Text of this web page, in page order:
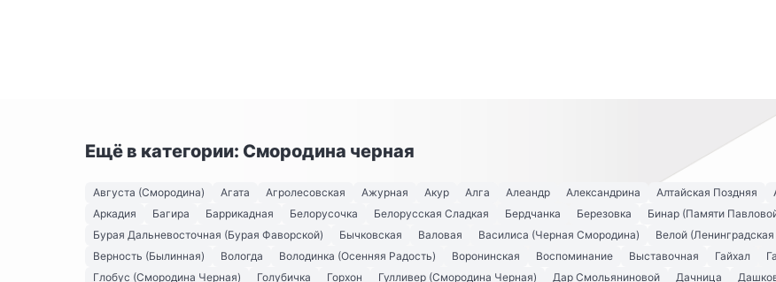
Ещё в категории: Смородина черная
Августа (Смородина) Агата Агролесовская Ажурная Акур Алга Алеандр Александрина Алтайская Поздняя
Аркадия
Багира Баррикадная Белорусочка Белорусская Сладкая Бердчанка Березовка Бинар (Памяти
Бурая Дальневосточная (Бурая Фаворской)
Бычковская Валовая Василиса (Черная Смородина) Велой
Верность (Былинная)
Вологда Володинка (Осенняя Радость) Воронинская Воспоминание Выставочная Гайхал
Глобус (Смородина Черная)
Голубичка Горхон Гулливер (Смородина Черная) Дар Смольяниновой Дачница